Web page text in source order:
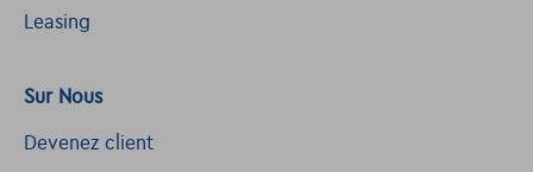
Leasing
Sur Nous
Devenez client